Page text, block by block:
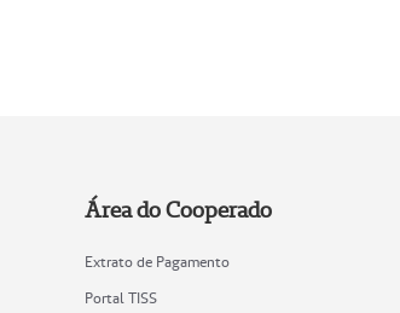
Área do Cooperado
Extrato de Pagamento
Portal TISS